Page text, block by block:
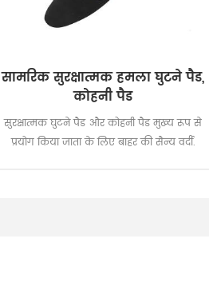
सामरिक सुरक्षात्मक हमला घुटने पैड,
कोहनी पैड
सुरक्षात्मक घुटने पैड और कोहनी पैड मुख्य रूप से
प्रयोग किया जाता के लिए बाहर की सैन्य वर्दी.